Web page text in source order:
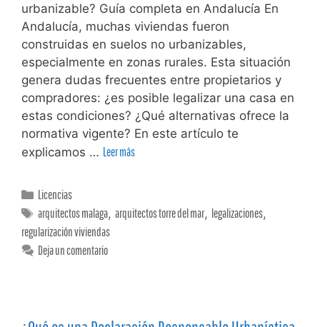
urbanizable? Guía completa en Andalucía En
Andalucía, muchas viviendas fueron
construidas en suelos no urbanizables,
especialmente en zonas rurales. Esta situación
genera dudas frecuentes entre propietarios y
compradores: ¿es posible legalizar una casa en
estas condiciones? ¿Qué alternativas ofrece la
normativa vigente? En este artículo te
explicamos … Leer más
Licencias
arquitectos malaga,arquitectos torre del mar, legalizaciones,
regularización viviendas
Deja un comentario